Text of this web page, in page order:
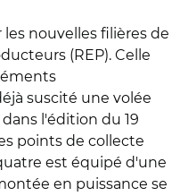
nouvelles filières de
(REP). Celle
suscité une volée
l'édition du 19
points de collecte
est équipé d'une
en puissance se